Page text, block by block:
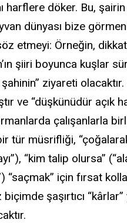
harflere döker. Bu,
dünyası bize
etmeyi: Örneğin,
şiiri boyunca kuşlar
ziyareti
ve “düşkünüdür açık
çalışanlarla
tür müsrifliği,
“kim talip olursa”
“saçmak” için fırsat
şaşırtıcı